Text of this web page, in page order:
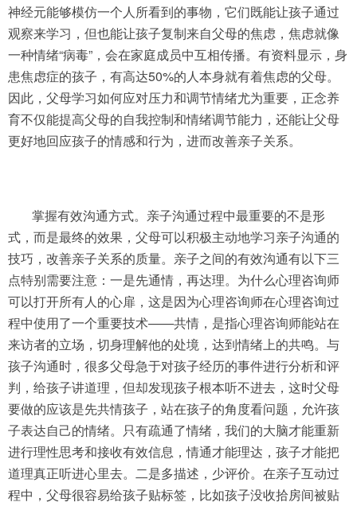
神经元能够模仿一个人所看到的事物，它们既能让孩子通过
观察来学习，但也能让孩子复制来自父母的焦虑，焦虑就像
一种情绪“病毒”，会在家庭成员中互相传播。有资料显示，身
患焦虑症的孩子，有高达50%的人本身就有着焦虑的父母。
因此，父母学习如何应对压力和调节情绪尤为重要，正念养
育不仅能提高父母的自我控制和情绪调节能力，还能让父母
更好地回应孩子的情感和行为，进而改善亲子关系。
掌握有效沟通方式。亲子沟通过程中最重要的不是形
式，而是最终的效果，父母可以积极主动地学习亲子沟通的
技巧，改善亲子关系的质量。亲子之间的有效沟通有以下三
点特别需要注意：一是先通情，再达理。为什么心理咨询师
可以打开所有人的心扉，这是因为心理咨询师在心理咨询过
程中使用了一个重要技术——共情，是指心理咨询师能站在
来访者的立场，切身理解他的处境，达到情绪上的共鸣。与
孩子沟通时，很多父母急于对孩子经历的事件进行分析和评
判，给孩子讲道理，但却发现孩子根本听不进去，这时父母
要做的应该是先共情孩子，站在孩子的角度看问题，允许孩
子表达自己的情绪。只有疏通了情绪，我们的大脑才能重新
进行理性思考和接收有效信息，情通才能理达，孩子才能把
道理真正听进心里去。二是多描述，少评价。在亲子互动过
程中，父母很容易给孩子贴标签，比如孩子没收拾房间被贴